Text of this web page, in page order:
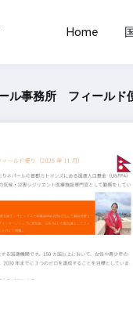
Home
ル事務所 フィールド